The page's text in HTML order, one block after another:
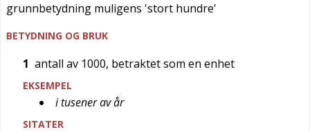
grunnbetydning muligens 'stort hundre'
BETYDNING OG BRUK
1 antall av 1000, betraktet som en enhet
EKSEMPEL
i tusener av år
SITATER